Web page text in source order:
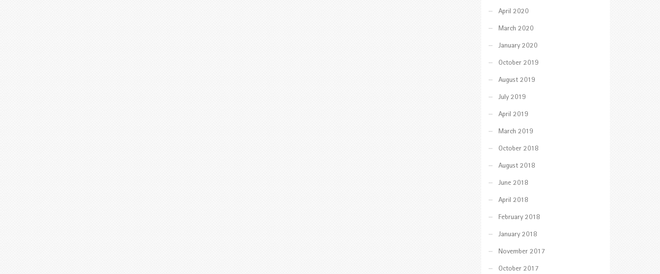
April 2020
March 2020
January 2020
October 2019
August 2019
July 2019
April 2019
March 2019
October 2018
August 2018
June 2018
April 2018
February 2018
January 2018
November 2017
October 2017